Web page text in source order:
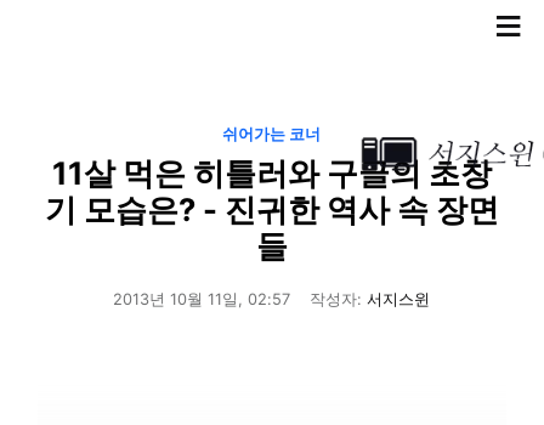
≡
쉬어가는 코너
11살 먹은 히틀러와 구글의 초창
기 모습은? - 진귀한 역사 속 장면
들
2013년 10월 11일, 02:57 작성자:서지스윈